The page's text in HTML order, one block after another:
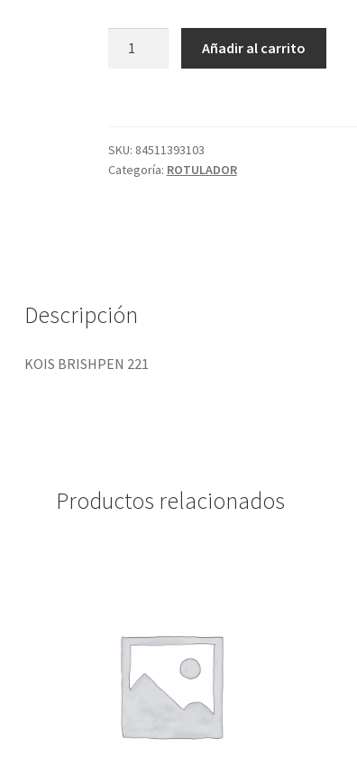
Añadir al carrito
SKU: 84511393103
Categoría: ROTULADOR
Descripción
KOIS BRISHPEN 221
Productos relacionados